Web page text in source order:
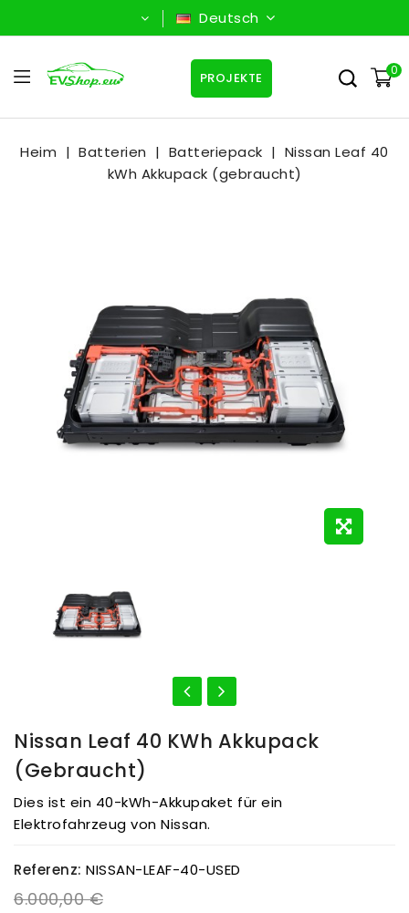
Deutsch
0
PROJEKTE
Heim Batterien Batteriepack
Nissan Leaf 40
kWh Akkupack (gebraucht)
Nissan Leaf 40 KWh Akkupack
(gebraucht)
Dies ist ein 40-kWh-Akkupaket für ein
Elektrofahrzeug von Nissan.
Referenz: NISSAN-LEAF-40-USED
6.000,00 €